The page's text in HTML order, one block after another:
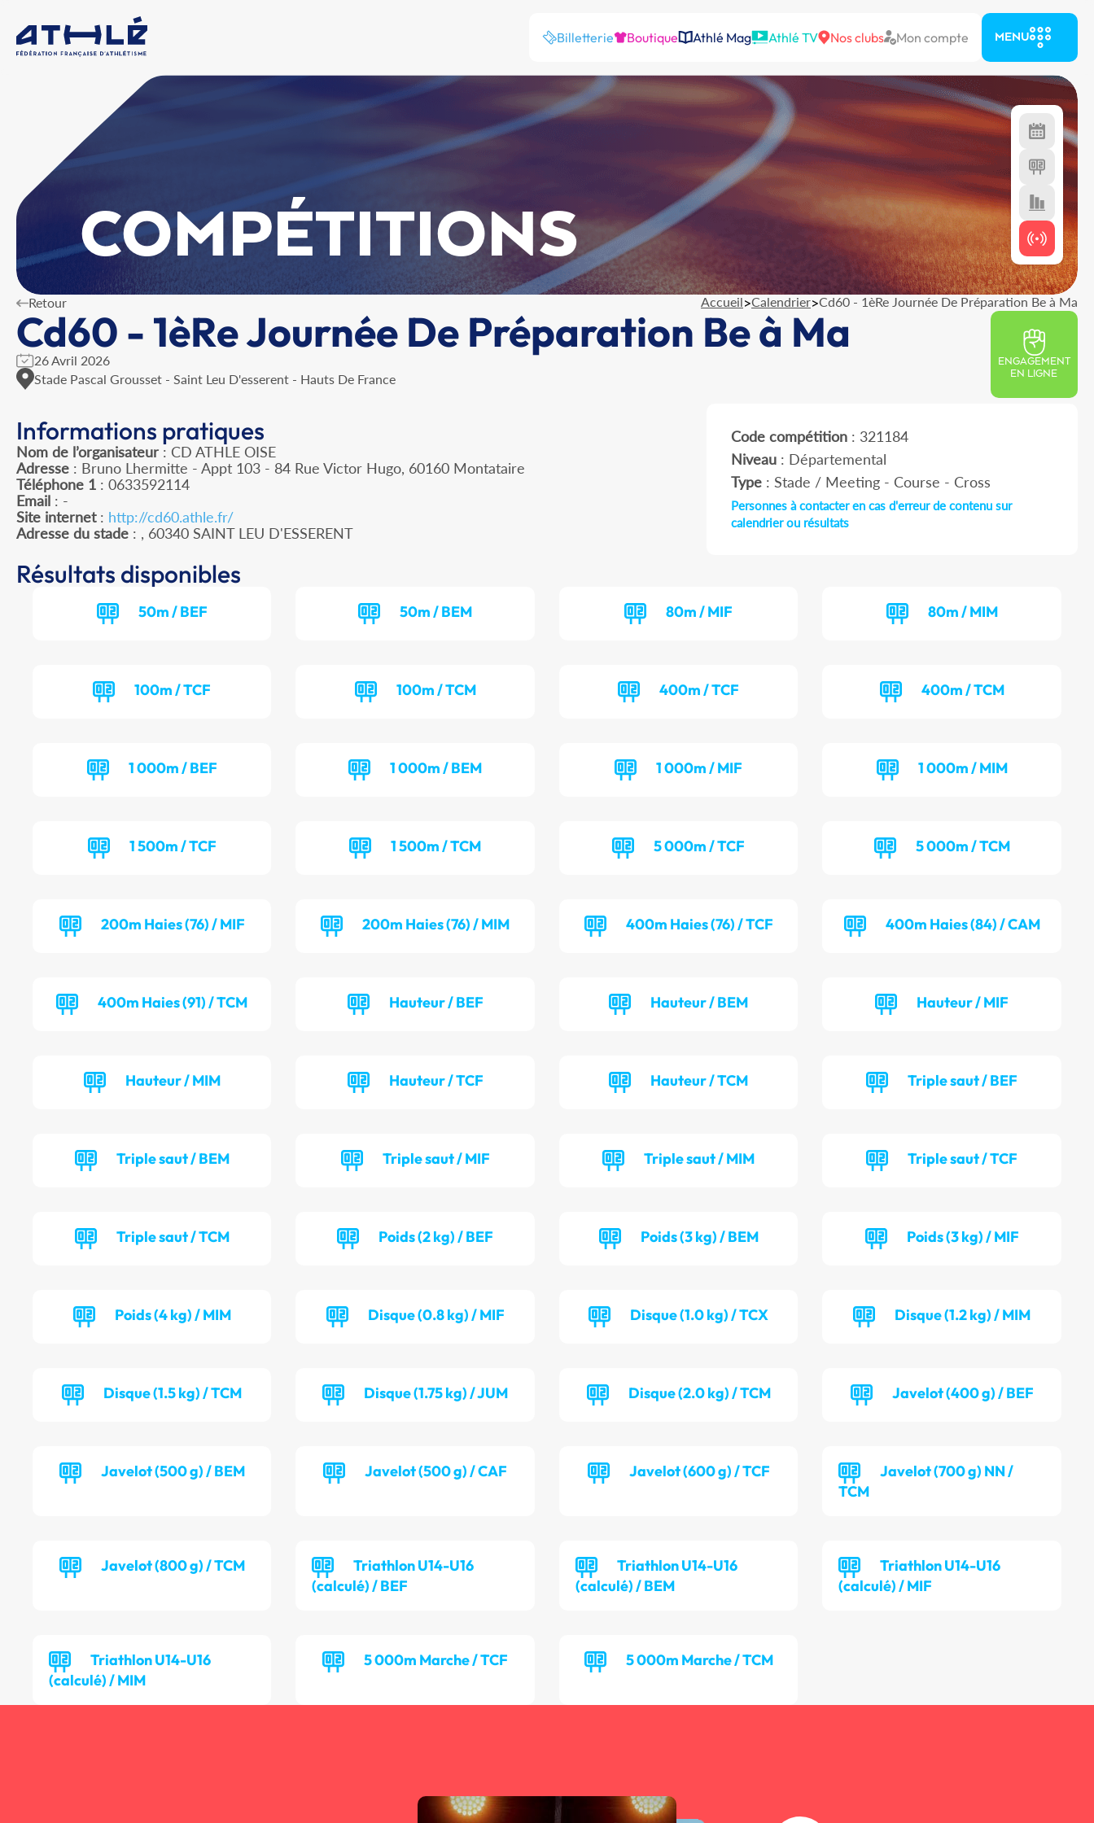
Billetterie Boutique Athlé Mag Athlé TV Nos clubs Mon compte MENU
COMPÉTITIONS
Retour Accueil>Calendrier>Cd60 - 1èRe Journée De Préparation Be à Ma
Cd60 - 1èRe Journée De Préparation Be à Ma
26 Avril 2026
Stade Pascal Grousset - Saint Leu D'esserent - Hauts De France
ENGAGEMENT
EN LIGNE
Informations pratiques
Nom de l’organisateur : CD ATHLE OISE
Adresse : Bruno Lhermitte - Appt 103 - 84 Rue Victor Hugo, 60160 Montataire
Téléphone 1 : 0633592114
Email : -
Site internet: http://cd60.athle.fr/
Adresse du stade : , 60340 SAINT LEU D'ESSERENT
Code compétition: 321184
Niveau: Départemental
Type: Stade / Meeting - Course - Cross
Personnes à contacter en cas d'erreur de contenu sur
calendrier ou résultats
Résultats disponibles
50m / BEF 50m / BEM 80m / MIF 80m / MIM
100m / TCF 100m / TCM 400m / TCF 400m / TCM
1 000m / BEF 1 000m / BEM 1 000m / MIF 1 000m / MIM
1 500m / TCF 1 500m / TCM 5 000m / TCF 5 000m / TCM
200m Haies (76) / MIF 200m Haies (76) / MIM 400m Haies (76) / TCF 400m Haies (84) / CAM
400m Haies (91) / TCM Hauteur / BEF Hauteur / BEM Hauteur / MIF
Hauteur / MIM Hauteur / TCF Hauteur / TCM Triple saut / BEF
Triple saut / BEM Triple saut / MIF Triple saut / MIM Triple saut / TCF
Triple saut / TCM Poids (2 kg) / BEF Poids (3 kg) / BEM Poids (3 kg) / MIF
Poids (4 kg) / MIM Disque (0.8 kg) / MIF Disque (1.0 kg) / TCX Disque (1.2 kg) / MIM
Disque (1.5 kg) / TCM Disque (1.75 kg) / JUM Disque (2.0 kg) / TCM Javelot (400 g) / BEF
Javelot (500 g) / BEM Javelot (500 g) / CAF Javelot (600 g) / TCF
Javelot (700 g) NN /
TCM
Javelot (800 g) / TCM
Triathlon U14-U16
(calculé) / BEF
Triathlon U14-U16
(calculé) / BEM
Triathlon U14-U16
(calculé) / MIF
Triathlon U14-U16
(calculé) / MIM
5 000m Marche / TCF 5 000m Marche / TCM